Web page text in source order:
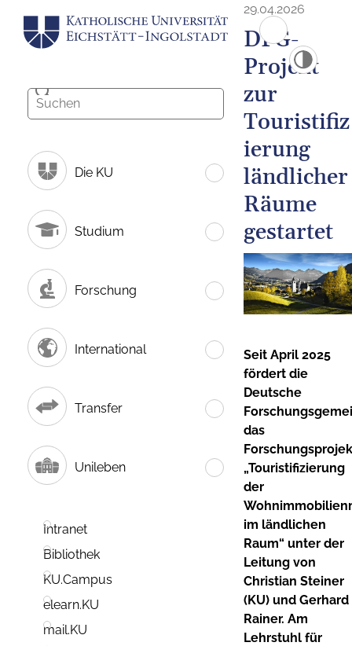
Die KU
Studium
Forschung
International
Transfer
Unileben
Intranet
Bibliothek
KU.Campus
elearn.KU
mail.KU
29.04.2026
DFG-
Projekt
zur
Touristifiz
ierung
ländlicher
Räume
gestartet
Seit April 2025
fördert die
Deutsche
das
„Touristifizierung
der
im ländlichen
Raum“ unter der
Leitung von
Christian Steiner
(KU) und Gerhard
Rainer. Am
Lehrstuhl für